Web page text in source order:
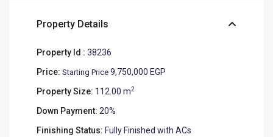
Property Details
Property Id : 38236
Price: Starting Price 9,750,000 EGP
Property Size: 112.00 m2
Down Payment: 20%
Finishing Status: Fully Finished with ACs